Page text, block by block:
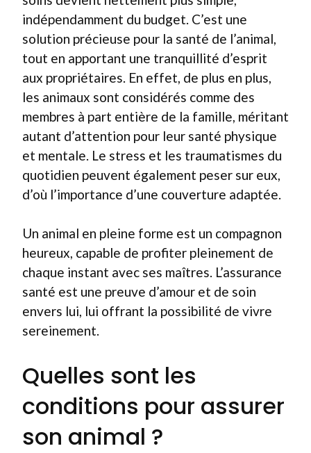
indépendamment du budget. C’est une
solution précieuse pour la santé de l’animal,
tout en apportant une tranquillité d’esprit
aux propriétaires. En effet, de plus en plus,
les animaux sont considérés comme des
membres à part entière de la famille, méritant
autant d’attention pour leur santé physique
et mentale. Le stress et les traumatismes du
quotidien peuvent également peser sur eux,
d’où l’importance d’une couverture adaptée.
Un animal en pleine forme est un compagnon
heureux, capable de profiter pleinement de
chaque instant avec ses maîtres. L’assurance
santé est une preuve d’amour et de soin
envers lui, lui offrant la possibilité de vivre
sereinement.
Quelles sont les
conditions pour assurer
son animal ?